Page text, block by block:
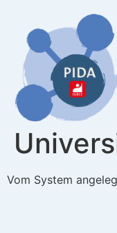
Vom System